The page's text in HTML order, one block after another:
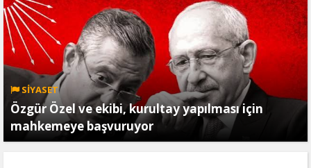
SİYASET
Özgür Özel ve ekibi, kurultay yapılması için
mahkemeye başvuruyor